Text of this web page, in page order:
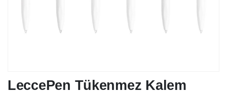
LeccePen Tükenmez Kalem